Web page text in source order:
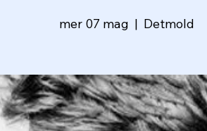
mer 07 mag
  |
Detmold